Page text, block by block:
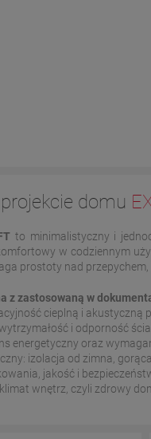
domu
to minimalistyczny i
w codziennym
prostoty nad
z zastosowaną w
cieplną i akustyczną
i odporność
energetyczny oraz
izolacja od zimna,
jakość i
wnętrz, czyli zdrowy